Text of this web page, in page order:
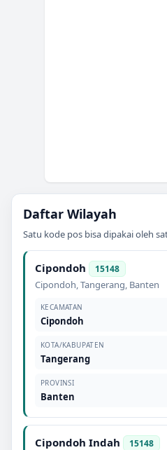
Daftar Wilayah
Satu kode pos bisa dipakai oleh
Cipondoh 15148
Cipondoh,Tangerang, Banten
KECAMATAN
Cipondoh
KOTA/KABUPATEN
Tangerang
PROVINSI
Banten
Cipondoh Indah 15148